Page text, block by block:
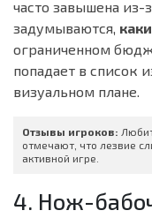
часто завышена
задумываются,
ограниченном
попадает в список
визуальном плане.
Отзывы игроков:
отмечают, что лезвие
активной игре.
4. Нож-